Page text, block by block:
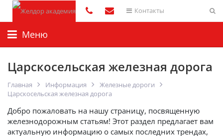
Контакты
Меню
Царскосельская железная дорога
Главная Информация
Железные дороги
Царскосельская железная дорога
Добро пожаловать на нашу страницу, посвященную
железнодорожным статьям! Этот раздел предлагает вам
актуальную информацию о самых последних трендах,